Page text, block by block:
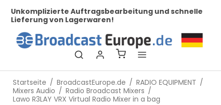
Unkomplizierte Auftragsbearbeitung und schnelle
Lieferung von Lagerwaren!
Startseite / BroadcastEurope.de / RADIO EQUIPMENT /
Mixers Audio / Radio Broadcast Mixers /
Lawo R3LAY VRX Virtual Radio Mixer in a bag